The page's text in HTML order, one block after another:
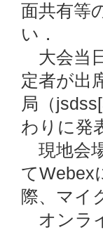
面共有等
い．
大会当
定者が出
局（
わりに発
現地会
てWebex
際、マイ
オンラ